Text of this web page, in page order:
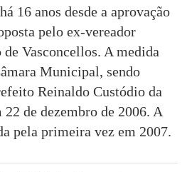
16 anos desde a aprovação
pelo ex-vereador
Vasconcellos. A medida
Municipal, sendo
Reinaldo Custódio da
de dezembro de 2006. A
pela primeira vez em 2007.